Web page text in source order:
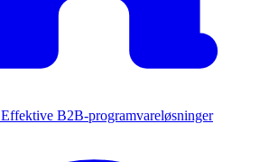
Effektive B2B-programvareløsninger